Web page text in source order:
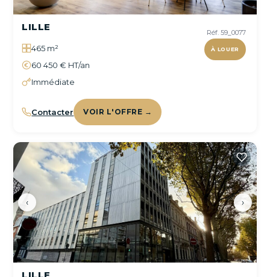
Réf. 59_0077
À LOUER
LILLE
465 m²
60 450 € HT/an
Immédiate
Contacter VOIR L'OFFRE →
‹ ›